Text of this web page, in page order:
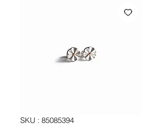
SKU : 85085394